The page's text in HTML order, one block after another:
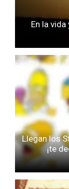
En la
Llegan los
¡te